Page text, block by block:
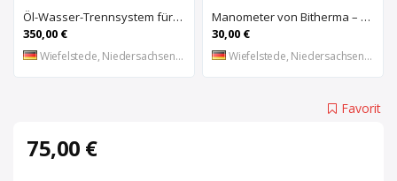
Öl-Wasser-Trennsystem für Kompressoren von ALUP – Aquamat 1800
350,00 €
Wiefelstede, Niedersachsen, DE
Manometer von Bitherma – NG 100
30,00 €
Wiefelstede, Niedersachsen, DE
Favorit
75,00 €